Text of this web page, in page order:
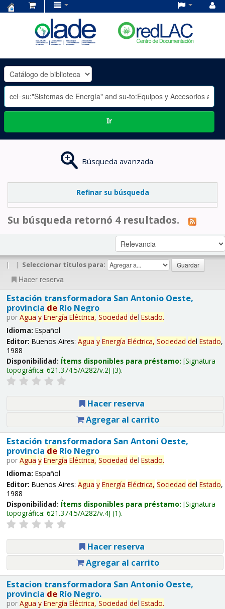
OLADE
-
Ir
Búsqueda avanzada
Refinar su búsqueda
Su búsqueda retornó 4 resultados.
| | Seleccionar títulos para:
Hacer reserva
Estación transformadora San Antonio Oeste,
provincia deRío Negro
por Agua y Energía Eléctrica, Sociedad del Estado.
Idioma: Español
Editor: Buenos Aires: Agua y Energía Eléctrica, Sociedad del Estado,
1988
Disponibilidad: Ítems disponibles para préstamo: Signatura
topográfica: 621.374.5/A282/v.2 (3).
Hacer reserva
Agregar al carrito
Estación transformadora San Antoni Oeste,
provincia deRío Negro
por Agua y Energía Eléctrica, Sociedad del Estado.
Idioma: Español
Editor: Buenos Aires: Agua y Energía Eléctrica, Sociedad del Estado,
1988
Disponibilidad: Ítems disponibles para préstamo: Signatura
topográfica: 621.374.5/A282/v.4 (1).
Hacer reserva
Agregar al carrito
Estacion transformadora San Antonio Oeste,
provincia deRío Negro.
por Agua y Energía Eléctrica, Sociedad del Estado.